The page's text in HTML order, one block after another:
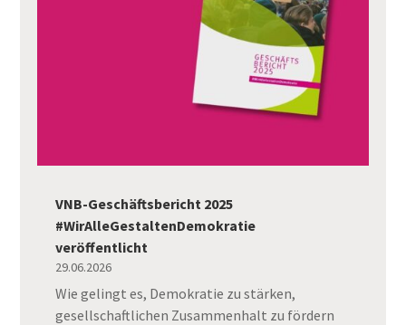
VNB-Geschäftsbericht 2025
#WirAlleGestaltenDemokratie
veröffentlicht
29.06.2026
Wie gelingt es, Demokratie zu stärken,
gesellschaftlichen Zusammenhalt zu fördern